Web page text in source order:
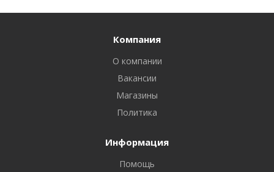
Компания
О компании
Вакансии
Магазины
Политика
Информация
Помощь